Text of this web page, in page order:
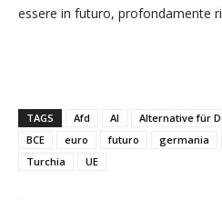
essere in futuro, profondamente
TAGS Afd Al Alternative für
BCE
euro futuro germania
Turchia
UE